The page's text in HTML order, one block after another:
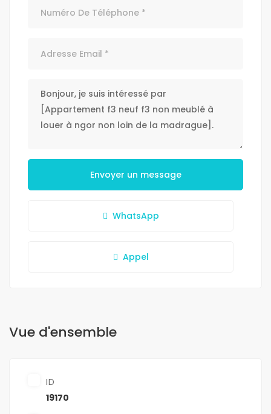
Envoyer un message
WhatsApp
Appel
Vue d'ensemble
ID
19170